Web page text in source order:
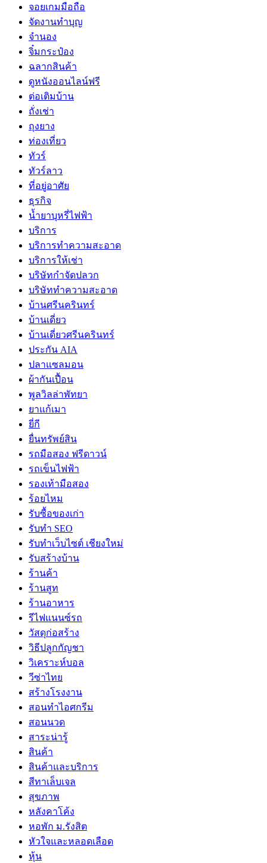
จอยเกมมือถือ
จัดงานทำบุญ
จำนอง
จิ๋มกระป๋อง
ฉลากสินค้า
ดูหนังออนไลน์ฟรี
ต่อเติมบ้าน
ถั่งเช่า
ถุงยาง
ท่องเที่ยว
ทัวร์
ทัวร์ลาว
ที่อยู่อาศัย
ธุรกิจ
น้ำยาบุหรี่ไฟฟ้า
บริการ
บริการทำความสะอาด
บริการให้เช่า
บริษัทกำจัดปลวก
บริษัททำความสะอาด
บ้านศรีนครินทร์
บ้านเดี่ยว
บ้านเดี่ยวศรีนครินทร์
ประกัน AIA
ปลาแซลมอน
ผ้ากันเปื้อน
พูลวิลล่าพัทยา
ยาแก้เมา
ยี่กี
ยื่นทรัพย์สิน
รถมือสอง ฟรีดาวน์
รถเข็นไฟฟ้า
รองเท้ามือสอง
ร้อยไหม
รับซื้อของเก่า
รับทำ SEO
รับทำเว็บไซต์ เชียงใหม่
รับสร้างบ้าน
ร้านค้า
ร้านสูท
ร้านอาหาร
รีไฟแนนซ์รถ
วัสดุก่อสร้าง
วิธีปลูกกัญชา
วิเคราะห์บอล
วีซ่าไทย
สร้างโรงงาน
สอนทำไอศกรีม
สอนนวด
สาระน่ารู้
สินค้า
สินค้าและบริการ
สีทาเล็บเจล
สุขภาพ
หลังคาโค้ง
หอพัก ม.รังสิต
หัวใจและหลอดเลือด
หุ้น